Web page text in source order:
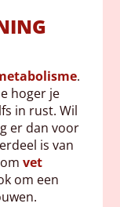
.
hoger je
in rust. Wil
er dan voor
is van
omvet
om een